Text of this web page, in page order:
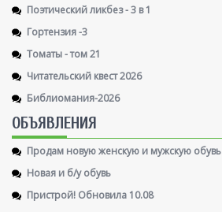
Поэтический ликбез - 3 в 1
Гортензия -3
Томаты - том 21
Читательский квест 2026
Библиомания-2026
ОБЪЯВЛЕНИЯ
Продам новую женскую и мужскую обувь
Новая и б/у обувь
Пристрой! Обновила 10.08